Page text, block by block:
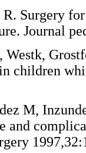
Surgery
Journal
Westk,
children
M,
and